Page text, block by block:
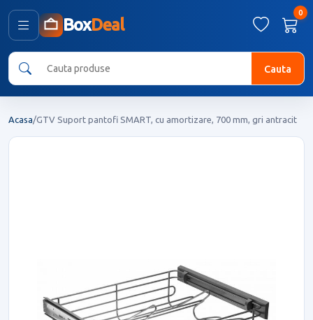
BoxDeal
0
Cauta
Acasa/GTV Suport pantofi SMART, cu amortizare, 700 mm, gri antracit